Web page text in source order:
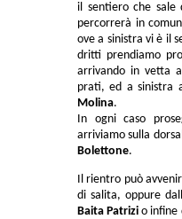
il sentiero che sale
percorrerà in
ove a sinistra vi è il
dritti prendiamo
arrivando in vetta al
prati, ed a sinistra
Molina.
In ogni caso
arriviamo sulla
Bolettone.
Il rientro può
di salita, oppure
Baita Patrizi o infine